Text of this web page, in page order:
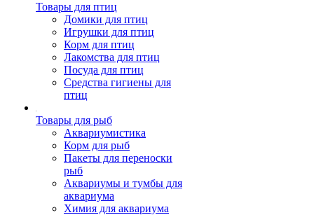
Товары для птиц
Домики для птиц
Игрушки для птиц
Корм для птиц
Лакомства для птиц
Посуда для птиц
Средства гигиены для
птиц
Товары для рыб
Аквариумистика
Корм для рыб
Пакеты для переноски
рыб
Аквариумы и тумбы для
аквариума
Химия для аквариума